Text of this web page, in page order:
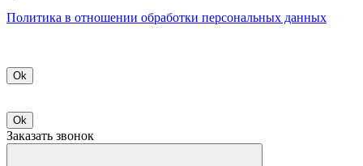
Политикa в отношении обработки персональных данных
Ok
Ok
Заказать звонок